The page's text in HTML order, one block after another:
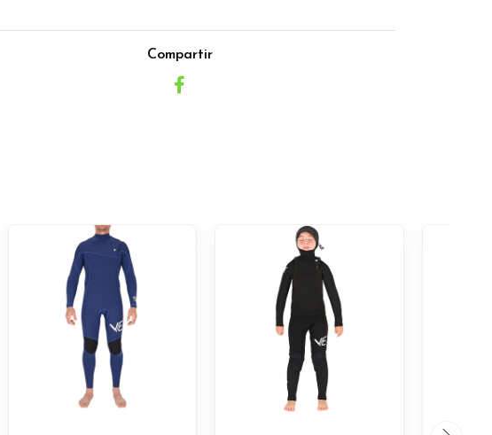
Compartir